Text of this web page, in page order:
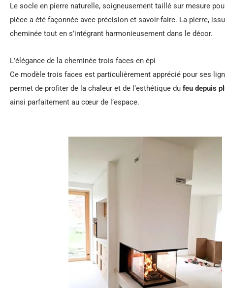
Le socle en pierre naturelle, soigneusement taillé sur mesure
pièce a été façonnée avec précision et savoir-faire. La pierre,
cheminée tout en s’intégrant harmonieusement dans le décor.
L’élégance de la cheminée trois faces en épi
Ce modèle trois faces est particulièrement apprécié pour ses
permet de profiter de la chaleur et de l’esthétique du feu depuis
ainsi parfaitement au cœur de l’espace.